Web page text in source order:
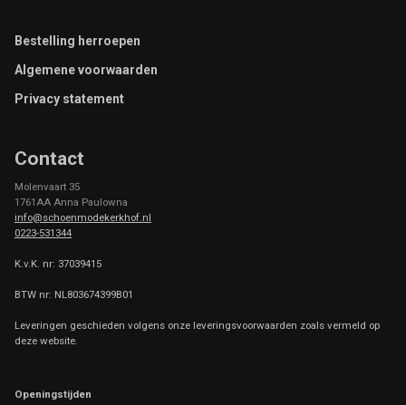
Footer
Bestelling herroepen
Algemene voorwaarden
Privacy statement
Contact
Molenvaart 35
1761AA Anna Paulowna
info@schoenmodekerkhof.nl
0223-531344
K.v.K. nr: 37039415
BTW nr: NL803674399B01
Leveringen geschieden volgens onze leveringsvoorwaarden zoals vermeld op
deze website.
Openingstijden